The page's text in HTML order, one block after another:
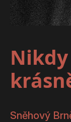
Sněhový